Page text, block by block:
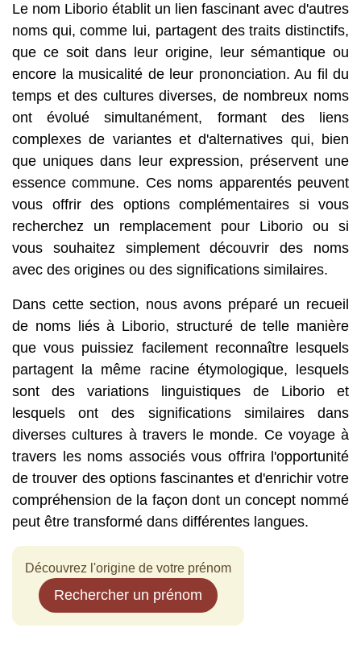
Le nom Liborio établit un lien fascinant avec d'autres
noms qui, comme lui, partagent des traits distinctifs,
que ce soit dans leur origine, leur sémantique ou
encore la musicalité de leur prononciation. Au fil du
temps et des cultures diverses, de nombreux noms
ont évolué simultanément, formant des liens
complexes de variantes et d'alternatives qui, bien
que uniques dans leur expression, préservent une
essence commune. Ces noms apparentés peuvent
vous offrir des options complémentaires si vous
recherchez un remplacement pour Liborio ou si
vous souhaitez simplement découvrir des noms
avec des origines ou des significations similaires.
Dans cette section, nous avons préparé un recueil
de noms liés à Liborio, structuré de telle manière
que vous puissiez facilement reconnaître lesquels
partagent la même racine étymologique, lesquels
sont des variations linguistiques de Liborio et
lesquels ont des significations similaires dans
diverses cultures à travers le monde. Ce voyage à
travers les noms associés vous offrira l'opportunité
de trouver des options fascinantes et d'enrichir votre
compréhension de la façon dont un concept nommé
peut être transformé dans différentes langues.
Découvrez l'origine de votre prénom
Rechercher un prénom